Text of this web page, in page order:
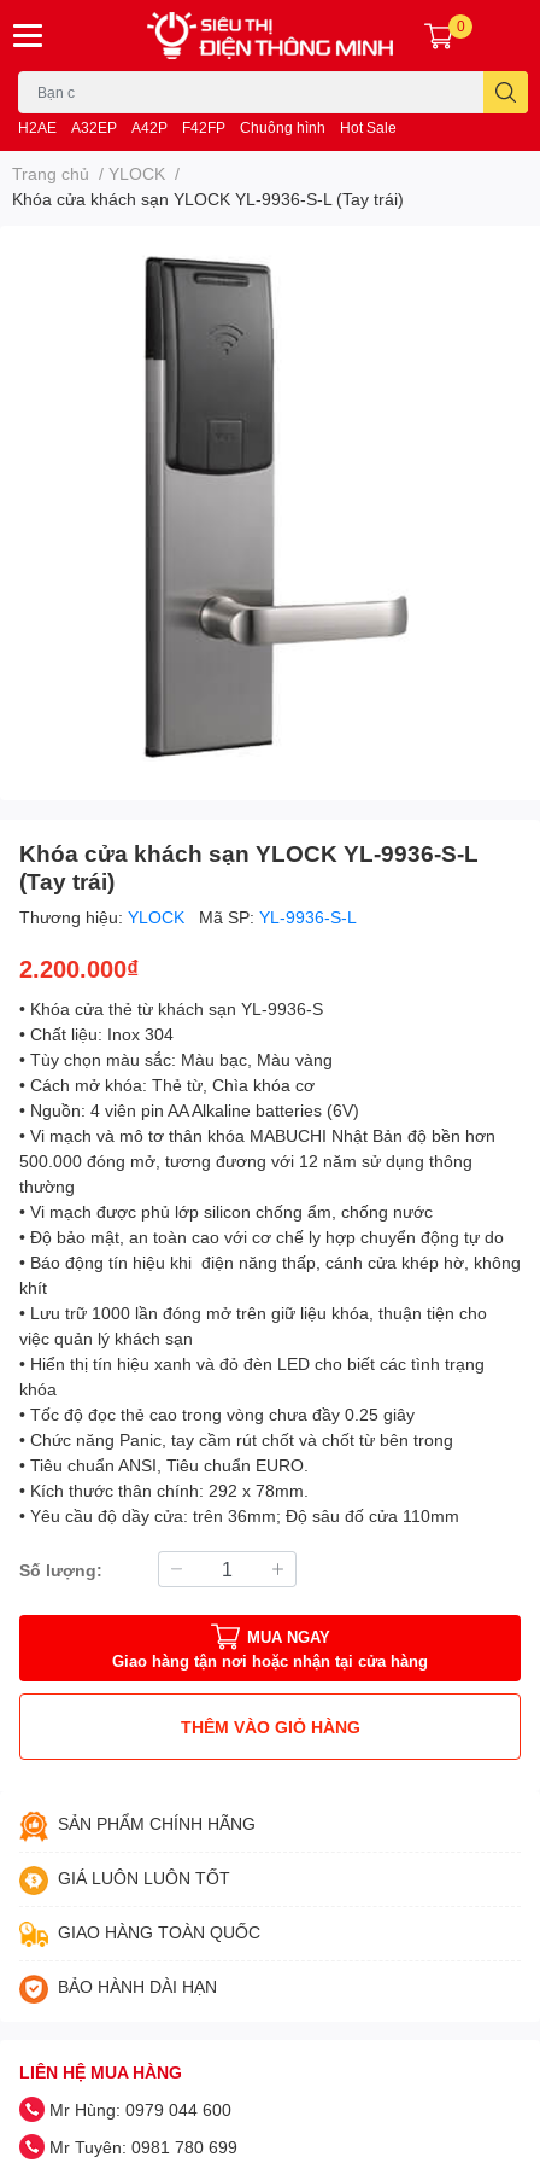
H2AE A32EP A42P F42FP Chuông hình Hot Sale
0
Trang chủ / YLOCK /
Khóa cửa khách sạn YLOCK YL-9936-S-L (Tay trái)
Khóa cửa khách sạn YLOCK YL-9936-S-L
(Tay trái)
Thương hiệu: YLOCK Mã SP: YL-9936-S-L
2.200.000₫
• Khóa cửa thẻ từ khách sạn YL-9936-S
• Chất liệu: Inox 304
• Tùy chọn màu sắc: Màu bạc, Màu vàng
• Cách mở khóa: Thẻ từ, Chìa khóa cơ
• Nguồn: 4 viên pin AA Alkaline batteries (6V)
• Vi mạch và mô tơ thân khóa MABUCHI Nhật Bản độ bền hơn
500.000 đóng mở, tương đương với 12 năm sử dụng thông
thường
• Vi mạch được phủ lớp silicon chống ẩm, chống nước
• Độ bảo mật, an toàn cao với cơ chế ly hợp chuyển động tự do
• Báo động tín hiệu khi điện năng thấp, cánh cửa khép hờ, không
khít
• Lưu trữ 1000 lần đóng mở trên giữ liệu khóa, thuận tiện cho
việc quản lý khách sạn
• Hiển thị tín hiệu xanh và đỏ đèn LED cho biết các tình trạng
khóa
• Tốc độ đọc thẻ cao trong vòng chưa đầy 0.25 giây
• Chức năng Panic, tay cầm rút chốt và chốt từ bên trong
• Tiêu chuẩn ANSI, Tiêu chuẩn EURO.
• Kích thước thân chính: 292 x 78mm.
• Yêu cầu độ dầy cửa: trên 36mm; Độ sâu đố cửa 110mm
Số lượng:
MUA NGAY
Giao hàng tận nơi hoặc nhận tại cửa hàng
THÊM VÀO GIỎ HÀNG
SẢN PHẨM CHÍNH HÃNG
GIÁ LUÔN LUÔN TỐT
GIAO HÀNG TOÀN QUỐC
BẢO HÀNH DÀI HẠN
LIÊN HỆ MUA HÀNG
Mr Hùng: 0979 044 600
Mr Tuyên: 0981 780 699